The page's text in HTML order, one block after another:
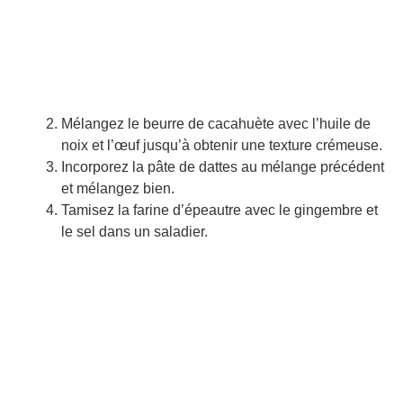
Mélangez le beurre de cacahuète avec l’huile de
noix et l’œuf jusqu’à obtenir une texture crémeuse.
Incorporez la pâte de dattes au mélange précédent
et mélangez bien.
Tamisez la farine d’épeautre avec le gingembre et
le sel dans un saladier.